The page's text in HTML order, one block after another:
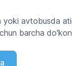
avtobusda
barcha